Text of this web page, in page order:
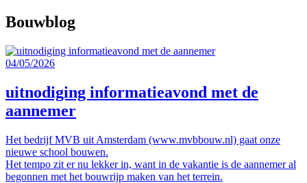
Bouwblog
04/05/2026
uitnodiging informatieavond met de
aannemer
Het bedrijf MVB uit Amsterdam (www.mvbbouw.nl) gaat onze
nieuwe school bouwen.
Het tempo zit er nu lekker in, want in de vakantie is de aannemer al
begonnen met het bouwrijp maken van het terrein.